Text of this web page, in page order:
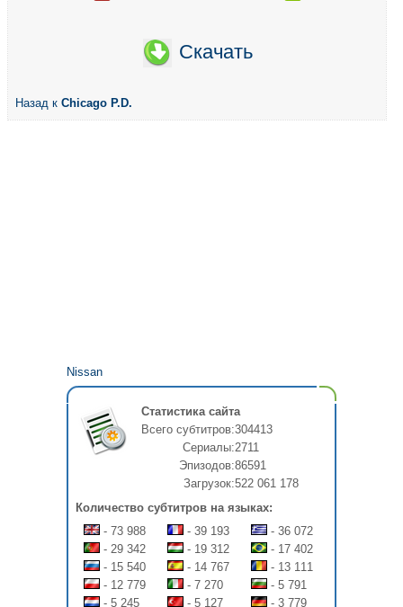
Скачать
Назад к Chicago P.D.
Nissan
Статистика сайта
Всего субтитров:304413
Сериалы:2711
Эпизодов:86591
Загрузок:522 061 178
Количество субтитров на языках:
- 73 988
- 39 193
- 36 072
- 29 342
- 19 312
- 17 402
- 15 540
- 14 767
- 13 111
- 12 779
- 7 270
- 5 791
- 5 245
- 5 127 - 3 779